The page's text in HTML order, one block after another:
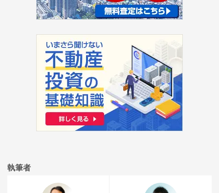
執筆者